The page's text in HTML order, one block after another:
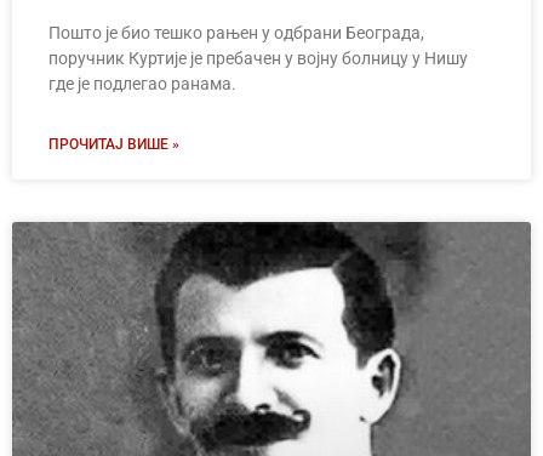
Пошто је био тешко рањен у одбрани Београда,
поручник Куртије је пребачен у војну болницу у Нишу
где је подлегао ранама.
ПРОЧИТАЈ ВИШЕ »